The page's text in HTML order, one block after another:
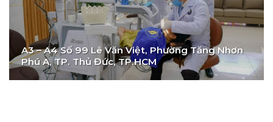
A3 – A4 Số 99 Lê Văn Việt, Phường Tăng Nhơn
Phú A, TP. Thủ Đức, TP.HCM